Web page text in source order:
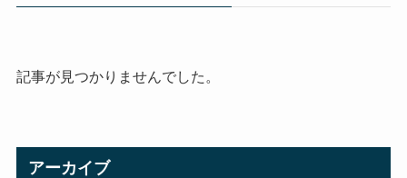
記事が見つかりませんでした。
アーカイブ